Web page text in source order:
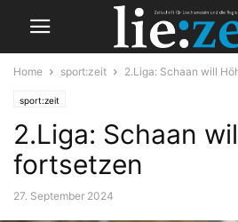
Home sport:zeit 2.Liga: Schaan will
sport:zeit
2.Liga: Schaan
fortsetzen
27. September 2024